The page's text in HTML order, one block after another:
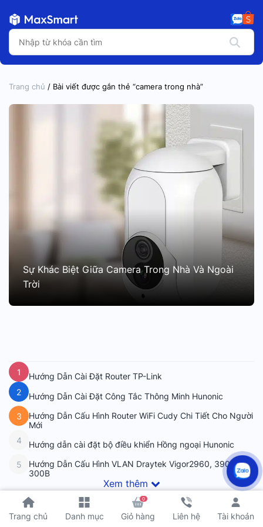
Trang chủ Danh mục
0
Giỏ hàng Liên hệ Tài khoản
Trang chủ / Bài viết được gắn thẻ “camera trong nhà”
Sự Khác Biệt Giữa Camera Trong Nhà Và Ngoài
Trời
1
Hướng Dẫn Cài Đặt Router TP-Link
2
Hướng Dẫn Cài Đặt Công Tắc Thông Minh Hunonic
3
Hướng Dẫn Cấu Hình Router WiFi Cudy Chi Tiết Cho Người
Mới
4
Hướng dẫn cài đặt bộ điều khiển Hồng ngoại Hunonic
5
Hướng Dẫn Cấu Hình VLAN Draytek Vigor2960, 3900,
300B
Xem thêm